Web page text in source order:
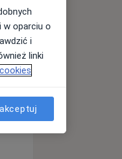
Śr,
w oparciu o
i
linki